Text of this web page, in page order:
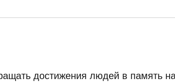
достижения людей в память